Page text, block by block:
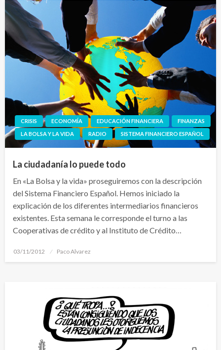
CRISIS ECONOMÍA EDUCACIÓN FINANCIERA
FINANZAS
LA BOLSA Y LA VIDA
RADIO SISTEMA FINANCIERO ESPAÑOL
La ciudadanía lo puede todo
En «La Bolsa y la vida» proseguiremos con la descripción
del Sistema Financiero Español. Hemos iniciado la
explicación de los diferentes intermediarios financieros
existentes. Esta semana le corresponde el turno a las
Cooperativas de crédito y al Instituto de Crédito…
Publicado
03/11/2012 Paco Alvarez